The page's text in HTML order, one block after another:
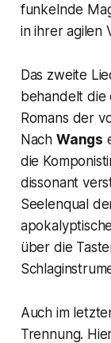
funkelnde
in ihrer agilen
Das zweite
behandelt die
Romans der
Nach Wangs
die
dissonant
Seelenqual
über die
Auch im
Trennung.